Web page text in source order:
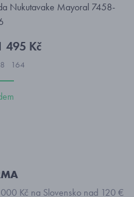
Nukutavake Mayoral 7458-
495 Kč
164
Kč na Slovensko nad 120 €